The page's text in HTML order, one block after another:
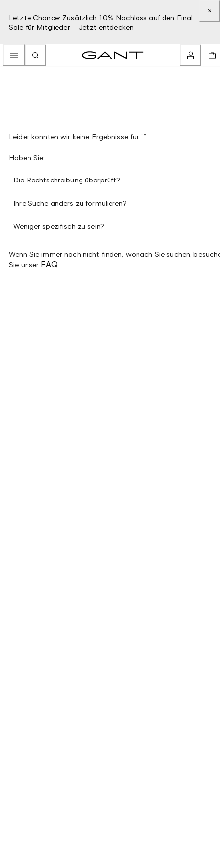
Letzte Chance: Zusätzlich 10% Nachlass auf den Final
Sale für Mitglieder – Jetzt entdecken
Leider konnten wir keine Ergebnisse für “”
Haben Sie:
–Die Rechtschreibung überprüft?
–Ihre Suche anders zu formulieren?
–Weniger spezifisch zu sein?
Wenn Sie immer noch nicht finden, wonach Sie suchen,
Sie unser FAQ